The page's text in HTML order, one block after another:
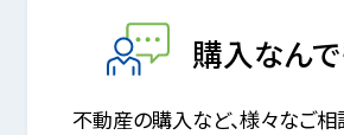
購入なん
不動産の購入など、様々なご相